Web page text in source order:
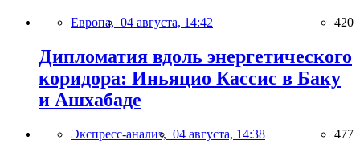
Европа, 04 августа, 14:42 420
Дипломатия вдоль энергетического
коридора: Иньяцио Кассис в Баку
и Ашхабаде
Экспресс-анализ, 04 августа, 14:38 477